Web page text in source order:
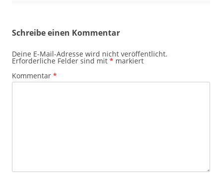
Schreibe einen Kommentar
Deine E-Mail-Adresse wird nicht veröffentlicht.
Erforderliche Felder sind mit * markiert
Kommentar *